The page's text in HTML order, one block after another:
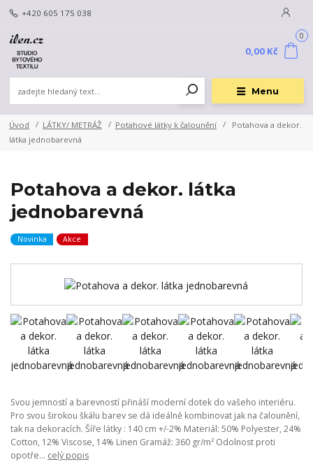
Menu
+420 605 175 038
0
0,00 Kč
Úvod LÁTKY/ METRÁŽ Potahové látky k čalounění
Potahova a dekor.
látka jednobarevná
Potahova a dekor. látka
jednobarevná
Novinka Akce
Svou jemností a barevností přináší moderní dotek do vašeho interiéru.
Pro svou širokou škálu barev se dá ideálně kombinovat jak na čalounění,
tak na dekoracích. Šíře látky : 140 cm +/-2% Materiál: 50% Polyester, 24%
Cotton, 12% Viscose, 14% Linen Gramáž: 360 gr/m² Odolnost proti
opotře... celý popis